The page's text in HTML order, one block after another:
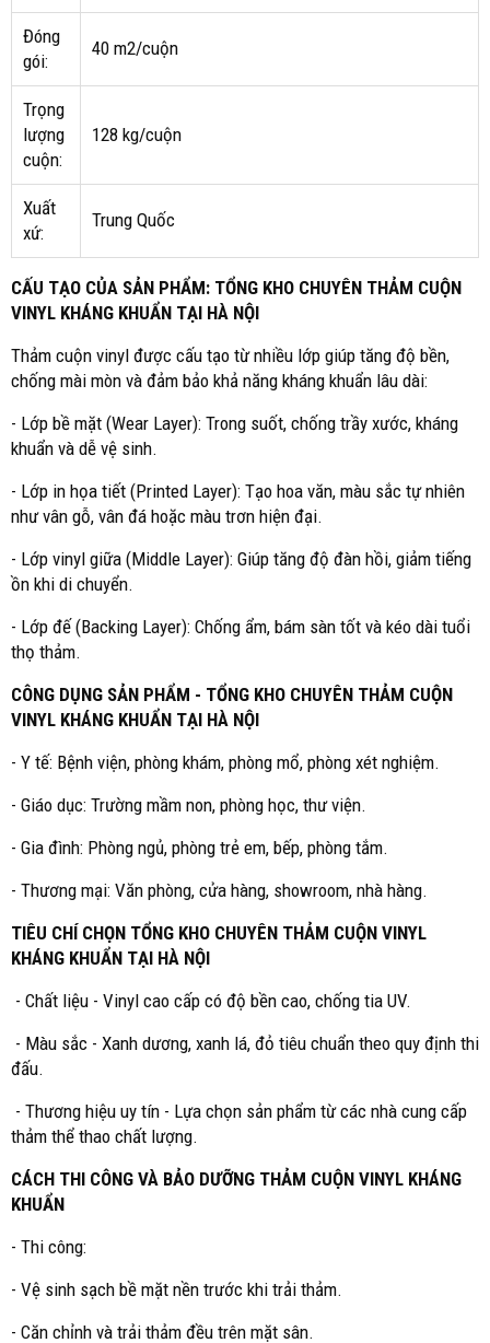
Đóng
gói:
40 m2/cuộn
Trọng
lượng
cuộn:
128 kg/cuộn
Xuất
xứ:
Trung Quốc
CẤU TẠO CỦA SẢN PHẨM: TỔNG KHO CHUYÊN THẢM CUỘN
VINYL KHÁNG KHUẨN TẠI HÀ NỘI
Thảm cuộn vinyl được cấu tạo từ nhiều lớp giúp tăng độ bền,
chống mài mòn và đảm bảo khả năng kháng khuẩn lâu dài:
- Lớp bề mặt (Wear Layer): Trong suốt, chống trầy xước, kháng
khuẩn và dễ vệ sinh.
- Lớp in họa tiết (Printed Layer): Tạo hoa văn, màu sắc tự nhiên
như vân gỗ, vân đá hoặc màu trơn hiện đại.
- Lớp vinyl giữa (Middle Layer): Giúp tăng độ đàn hồi, giảm tiếng
ồn khi di chuyển.
- Lớp đế (Backing Layer): Chống ẩm, bám sàn tốt và kéo dài tuổi
thọ thảm.
CÔNG DỤNG SẢN PHẨM - TỔNG KHO CHUYÊN THẢM CUỘN
VINYL KHÁNG KHUẨN TẠI HÀ NỘI
- Y tế: Bệnh viện, phòng khám, phòng mổ, phòng xét nghiệm.
- Giáo dục: Trường mầm non, phòng học, thư viện.
- Gia đình: Phòng ngủ, phòng trẻ em, bếp, phòng tắm.
- Thương mại: Văn phòng, cửa hàng, showroom, nhà hàng.
TIÊU CHÍ CHỌN TỔNG KHO CHUYÊN THẢM CUỘN VINYL
KHÁNG KHUẨN TẠI HÀ NỘI
- Chất liệu - Vinyl cao cấp có độ bền cao, chống tia UV.
- Màu sắc - Xanh dương, xanh lá, đỏ tiêu chuẩn theo quy định thi
đấu.
- Thương hiệu uy tín - Lựa chọn sản phẩm từ các nhà cung cấp
thảm thể thao chất lượng.
CÁCH THI CÔNG VÀ BẢO DƯỠNG THẢM CUỘN VINYL KHÁNG
KHUẨN
- Thi công:
- Vệ sinh sạch bề mặt nền trước khi trải thảm.
- Căn chỉnh và trải thảm đều trên mặt sân.